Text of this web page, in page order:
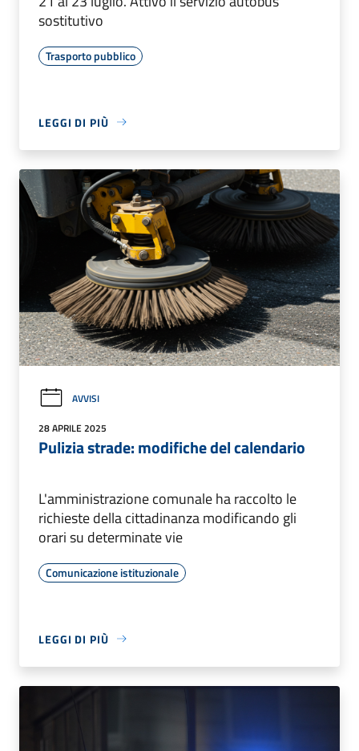
sostitutivo
Trasporto pubblico
LEGGI DI PIÙ
AVVISI
28 APRILE 2025
Pulizia strade: modifiche del calendario
L'amministrazione comunale ha raccolto le
richieste della cittadinanza modificando gli
orari su determinate vie
Comunicazione istituzionale
LEGGI DI PIÙ